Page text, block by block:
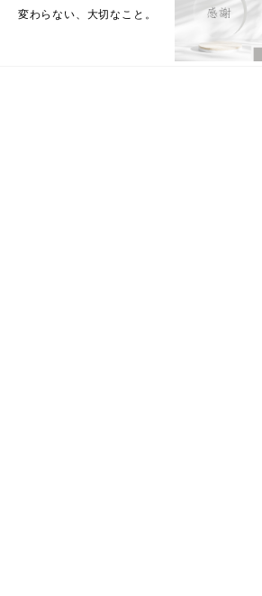
変わらない、大切なこと。